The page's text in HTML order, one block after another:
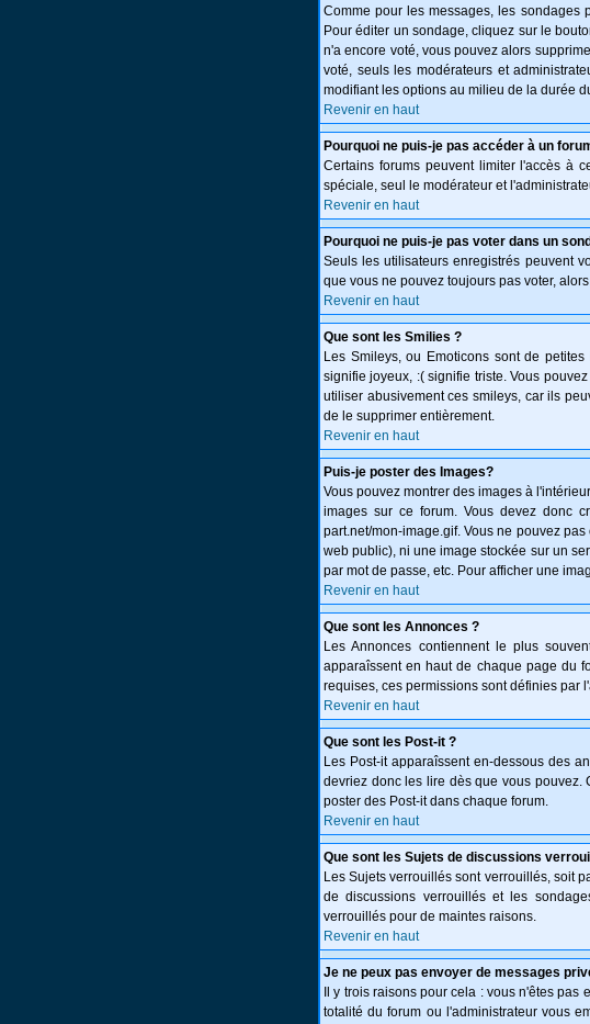
Comme pour les messages, les sondages
Pour éditer un sondage, cliquez sur le
n'a encore voté, vous pouvez alors
voté, seuls les modérateurs et
modifiant les options au milieu de la durée
Revenir en haut
Pourquoi ne puis-je pas accéder à un
Certains forums peuvent limiter l'accès à
spéciale, seul le modérateur et
Revenir en haut
Pourquoi ne puis-je pas voter dans un
Seuls les utilisateurs enregistrés peuvent
que vous ne pouvez toujours pas voter,
Revenir en haut
Que sont les Smilies ?
Les Smileys, ou Emoticons sont de
signifie joyeux, :( signifie triste. Vous
utiliser abusivement ces smileys, car ils
de le supprimer entièrement.
Revenir en haut
Puis-je poster des Images?
Vous pouvez montrer des images à
images sur ce forum. Vous devez donc
part.net/mon-image.gif. Vous ne pouvez
web public), ni une image stockée sur un
par mot de passe, etc. Pour afficher une
Revenir en haut
Que sont les Annonces ?
Les Annonces contiennent le plus
apparaîssent en haut de chaque page du
requises, ces permissions sont définies par
Revenir en haut
Que sont les Post-it ?
Les Post-it apparaîssent en-dessous des
devriez donc les lire dès que vous pouvez.
poster des Post-it dans chaque forum.
Revenir en haut
Que sont les Sujets de discussions
Les Sujets verrouillés sont verrouillés, soit
de discussions verrouillés et les
verrouillés pour de maintes raisons.
Revenir en haut
Je ne peux pas envoyer de messages
Il y trois raisons pour cela : vous n'êtes
totalité du forum ou l'administrateur vous